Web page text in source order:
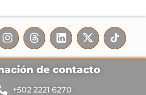
de contacto
+502 2221 6270